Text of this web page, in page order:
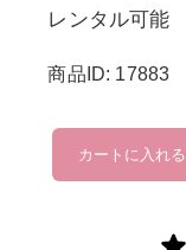
レンタル可能
商品ID: 17883
ifme
個
カートに入れる